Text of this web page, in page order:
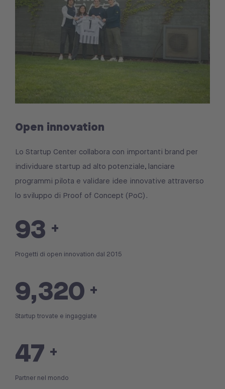
Open innovation
Lo Startup Center collabora con importanti brand per
individuare startup ad alto potenziale, lanciare
programmi pilota e validare idee innovative attraverso
lo sviluppo di Proof of Concept (PoC).
100
Progetti di open innovation dal 2015
10,000
Startup trovate e ingaggiate
50 +
Partner nel mondo